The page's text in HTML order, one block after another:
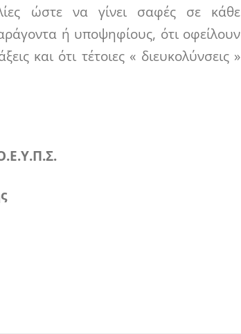
ώστε να γίνει σαφές σε κάθε
ή υποψηφίους, ότι οφείλουν
και ότι τέτοιες « διευκολύνσεις »